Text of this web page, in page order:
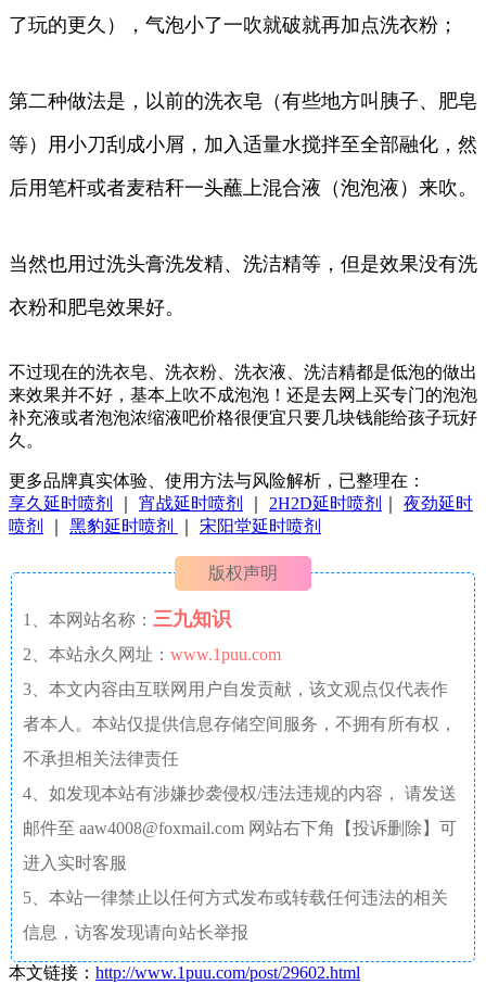
了玩的更久），气泡小了一吹就破就再加点洗衣粉；
第二种做法是，以前的洗衣皂（有些地方叫胰子、肥皂
等）用小刀刮成小屑，加入适量水搅拌至全部融化，然
后用笔杆或者麦秸秆一头蘸上混合液（泡泡液）来吹。
当然也用过洗头膏洗发精、洗洁精等，但是效果没有洗
衣粉和肥皂效果好。
不过现在的洗衣皂、洗衣粉、洗衣液、洗洁精都是低泡的做出
来效果并不好，基本上吹不成泡泡！还是去网上买专门的泡泡
补充液或者泡泡浓缩液吧价格很便宜只要几块钱能给孩子玩好
久。
更多品牌真实体验、使用方法与风险解析，已整理在：
享久延时喷剂
宵战延时喷剂 2H2D延时喷剂
夜劲延时
喷剂
黑豹延时喷剂 宋阳堂延时喷剂
版权声明
1、本网站名称： 三九知识
2、本站永久网址： www.1puu.com
3、本文内容由互联网用户自发贡献，该文观点仅代表作
者本人。本站仅提供信息存储空间服务，不拥有所有权，
不承担相关法律责任
4、如发现本站有涉嫌抄袭侵权/违法违规的内容， 请发送
邮件至 aaw4008@foxmail.com 网站右下角【投诉删除】可
进入实时客服
5、本站一律禁止以任何方式发布或转载任何违法的相关
信息，访客发现请向站长举报
本文链接： http://www.1puu.com/post/29602.html